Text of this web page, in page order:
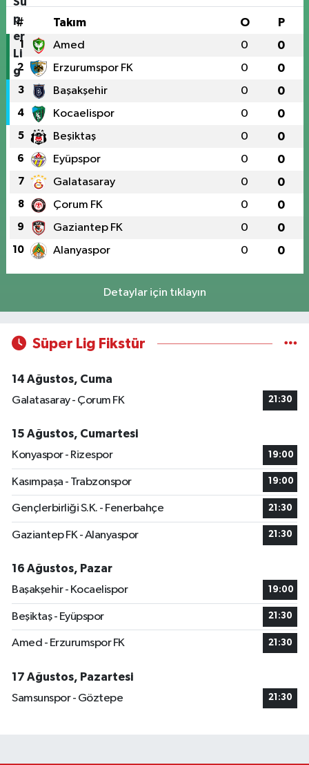
# Takım O P
1 Amed 0 0
2 Erzurumspor FK 0 0
3 Başakşehir 0 0
4 Kocaelispor 0 0
5 Beşiktaş 0 0
6 Eyüpspor 0 0
7 Galatasaray 0 0
8 Çorum FK 0 0
9 Gaziantep FK 0 0
10 Alanyaspor 0 0
Detaylar için tıklayın
Süper Lig Fikstür
14 Ağustos, Cuma
Galatasaray - Çorum FK
21:30
15 Ağustos, Cumartesi
Konyaspor - Rizespor
19:00
Kasımpaşa - Trabzonspor 19:00
Gençlerbirliği S.K. - Fenerbahçe 21:30
Gaziantep FK - Alanyaspor 21:30
16 Ağustos, Pazar
Başakşehir - Kocaelispor
19:00
Beşiktaş - Eyüpspor 21:30
Amed - Erzurumspor FK 21:30
17 Ağustos, Pazartesi
Samsunspor - Göztepe
21:30